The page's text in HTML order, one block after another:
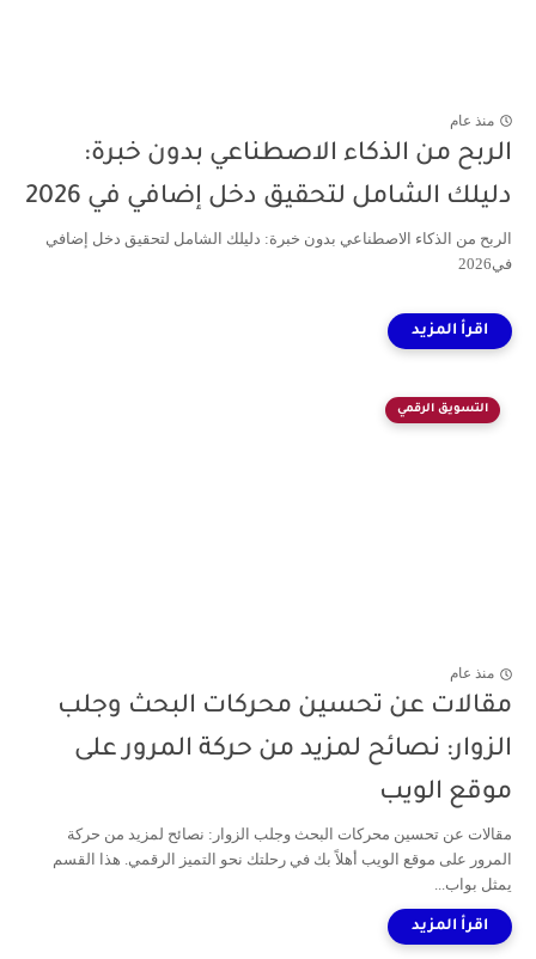
منذ عام
الربح من الذكاء الاصطناعي بدون خبرة:
دليلك الشامل لتحقيق دخل إضافي في 2026
الربح من الذكاء الاصطناعي بدون خبرة: دليلك الشامل لتحقيق دخل إضافي
في2026
التسويق الرقمي
منذ عام
مقالات عن تحسين محركات البحث وجلب
الزوار: نصائح لمزيد من حركة المرور على
موقع الويب
مقالات عن تحسين محركات البحث وجلب الزوار: نصائح لمزيد من حركة
المرور على موقع الويب أهلاً بك في رحلتك نحو التميز الرقمي. هذا القسم
يمثل بواب...